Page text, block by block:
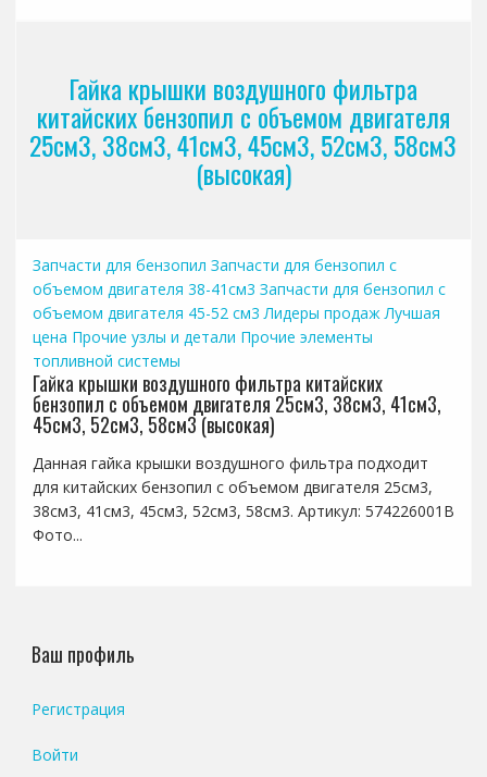
Гайка крышки воздушного фильтра
китайских бензопил с объемом двигателя
25см3, 38см3, 41см3, 45см3, 52см3, 58см3
(высокая)
Запчасти для бензопил Запчасти для бензопил с
объемом двигателя 38-41см3 Запчасти для бензопил с
объемом двигателя 45-52 см3 Лидеры продаж Лучшая
цена Прочие узлы и детали Прочие элементы
топливной системы
Гайка крышки воздушного фильтра китайских
бензопил с объемом двигателя 25см3, 38см3, 41см3,
45см3, 52см3, 58см3 (высокая)
Данная гайка крышки воздушного фильтра подходит
для китайских бензопил с объемом двигателя 25см3,
38см3, 41см3, 45см3, 52см3, 58см3. Артикул: 574226001B
Фото...
Ваш профиль
Регистрация
Войти